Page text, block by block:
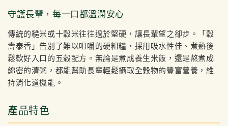
守護長輩，每一口都溫潤安心
傳統的糙米或十穀米往往過於堅硬，讓長輩望之卻步。「穀
壽泰香」告別了難以咀嚼的硬粗糧，採用吸水性佳、煮熟後
鬆軟好入口的五穀配方。無論是煮成養生米飯，還是熬煮成
綿密的清粥，都能幫助長輩輕鬆攝取全穀物的豐富營養，維
持消化道機能。
產品特色